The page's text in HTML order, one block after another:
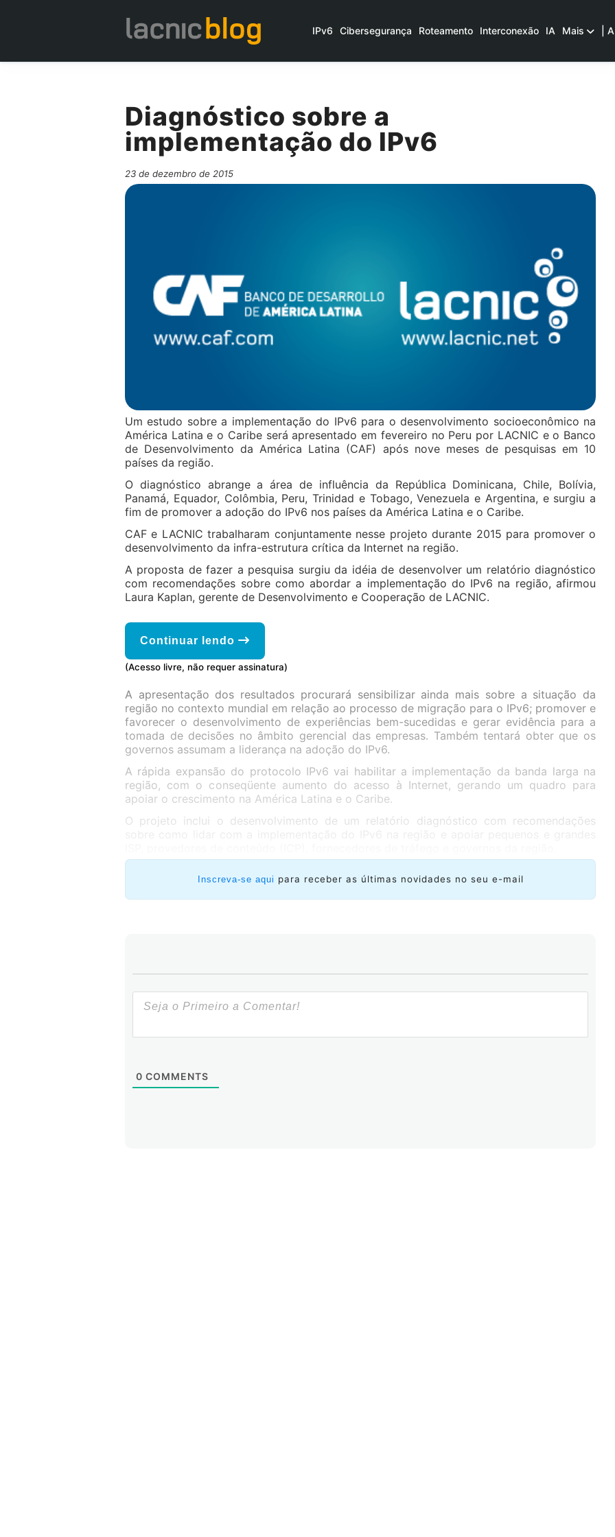
IPv6 Cibersegurança Roteamento Interconexão IA Mais |
Diagnóstico sobre a
implementação do IPv6
23 de dezembro de 2015
Um estudo sobre a implementação do IPv6 para o desenvolvimento socioeconômico na
América Latina e o Caribe será apresentado em fevereiro no Peru por LACNIC e o Banco
de Desenvolvimento da América Latina (CAF) após nove meses de pesquisas em 10
países da região.
O diagnóstico abrange a área de influência da República Dominicana, Chile, Bolívia,
Panamá, Equador, Colômbia, Peru, Trinidad e Tobago, Venezuela e Argentina, e surgiu a
fim de promover a adoção do IPv6 nos países da América Latina e o Caribe.
CAF e LACNIC trabalharam conjuntamente nesse projeto durante 2015 para promover o
desenvolvimento da infra-estrutura crítica da Internet na região.
A proposta de fazer a pesquisa surgiu da idéia de desenvolver um relatório diagnóstico
com recomendações sobre como abordar a implementação do IPv6 na região, afirmou
Laura Kaplan, gerente de Desenvolvimento e Cooperação de LACNIC.
Continuar lendo
(Acesso livre, não requer assinatura)
A apresentação dos resultados procurará sensibilizar ainda mais sobre a situação da
região no contexto mundial em relação ao processo de migração para o IPv6; promover e
favorecer o desenvolvimento de experiências bem-sucedidas e gerar evidência para a
tomada de decisões no âmbito gerencial das empresas. Também tentará obter que os
governos assumam a liderança na adoção do IPv6.
A rápida expansão do protocolo IPv6 vai habilitar a implementação da banda larga na
região, com o conseqüente aumento do acesso à Internet, gerando um quadro para
apoiar o crescimento na América Latina e o Caribe.
O projeto inclui o desenvolvimento de um relatório diagnóstico com recomendações
Inscreva-se aqui para receber as últimas novidades no seu e-mail
0 COMMENTS